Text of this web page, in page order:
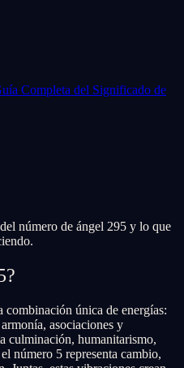
Completa del Significado de
número de ángel 295 y lo que
única de energías:
asociaciones y
culminación, humanitarismo,
número 5 representa cambio,